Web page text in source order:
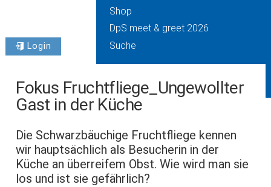
Login
Shop
DpS meet & greet 2026
Suche
Fokus Fruchtfliege_Ungewollter
Gast in der Küche
Die Schwarzbäuchige Fruchtfliege kennen
wir hauptsächlich als Besucherin in der
Küche an überreifem Obst. Wie wird man sie
los und ist sie gefährlich?